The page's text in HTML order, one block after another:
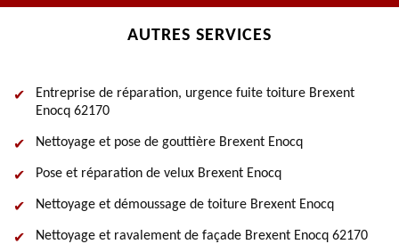
AUTRES SERVICES
Entreprise de réparation, urgence fuite toiture Brexent
Enocq 62170
Nettoyage et pose de gouttière Brexent Enocq
Pose et réparation de velux Brexent Enocq
Nettoyage et démoussage de toiture Brexent Enocq
Nettoyage et ravalement de façade Brexent Enocq 62170